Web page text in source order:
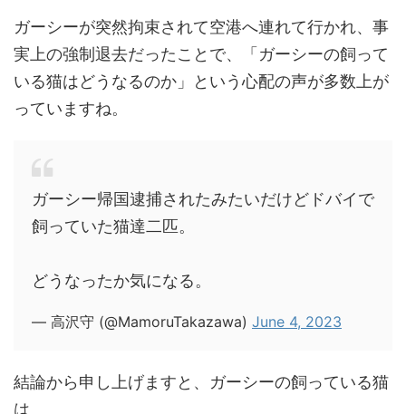
ガーシーが突然拘束されて空港へ連れて行かれ、事
実上の強制退去だったことで、「ガーシーの飼って
いる猫はどうなるのか」という心配の声が多数上が
っていますね。
ガーシー帰国逮捕されたみたいだけどドバイで
飼っていた猫達二匹。
どうなったか気になる。
— 高沢守 (@MamoruTakazawa) June 4, 2023
結論から申し上げますと、ガーシーの飼っている猫
は